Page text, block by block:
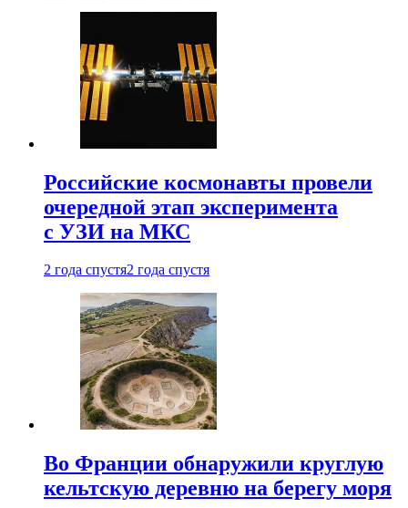
Российские космонавты провели
очередной этап эксперимента
с УЗИ на МКС
2 года спустя2 года спустя
Во Франции обнаружили круглую
кельтскую деревню на берегу моря